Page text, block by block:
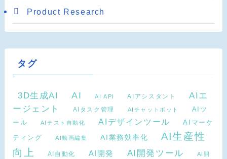
Product Research
タグ
3D生成AI AI AI API AIアシスタント
AIエ
ージェント
AIタスク管理 AIチャットボット
AIツ
ール
AIテスト自動化 AIデザインツール
AIマーケ
ティング
AI動画編集 AI業務効率化
AI生産性
向上
AI自動化 AI開発 AI開発ツール AI開